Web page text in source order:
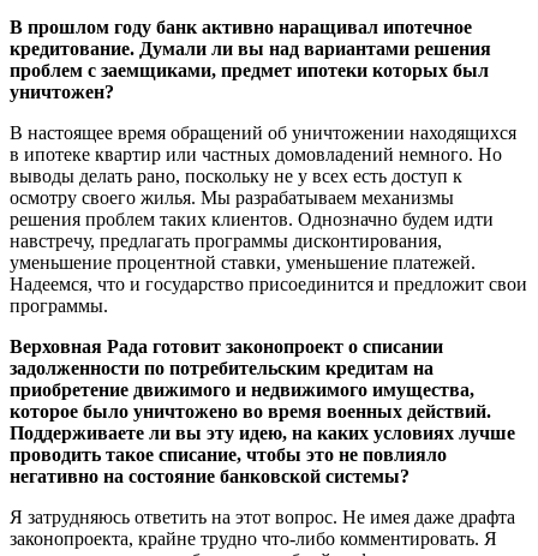
В прошлом году банк активно наращивал ипотечное
кредитование. Думали ли вы над вариантами решения
проблем с заемщиками, предмет ипотеки которых был
уничтожен?
В настоящее время обращений об уничтожении находящихся
в ипотеке квартир или частных домовладений немного. Но
выводы делать рано, поскольку не у всех есть доступ к
осмотру своего жилья. Мы разрабатываем механизмы
решения проблем таких клиентов. Однозначно будем идти
навстречу, предлагать программы дисконтирования,
уменьшение процентной ставки, уменьшение платежей.
Надеемся, что и государство присоединится и предложит свои
программы.
Верховная Рада готовит законопроект о списании
задолженности по потребительским кредитам на
приобретение движимого и недвижимого имущества,
которое было уничтожено во время военных действий​.
Поддерживаете ли вы эту идею, на каких условиях лучше
проводить такое списание, чтобы это не повлияло
негативно на состояние банковской системы?
Я затрудняюсь ответить на этот вопрос. Не имея даже драфта
законопроекта, крайне трудно что-либо комментировать. Я